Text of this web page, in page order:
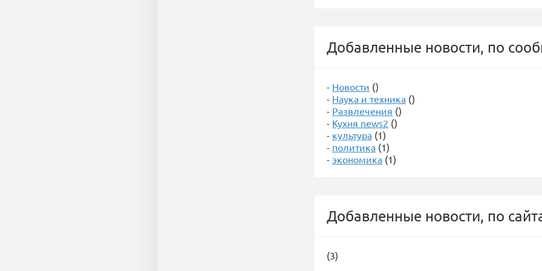
Добавленные новости, по
- Новости ()
- Наука и техника ()
- Развлечения ()
- Кухня news2 ()
- культура (1)
- политика (1)
- экономика (1)
Добавленные новости, по
(3)